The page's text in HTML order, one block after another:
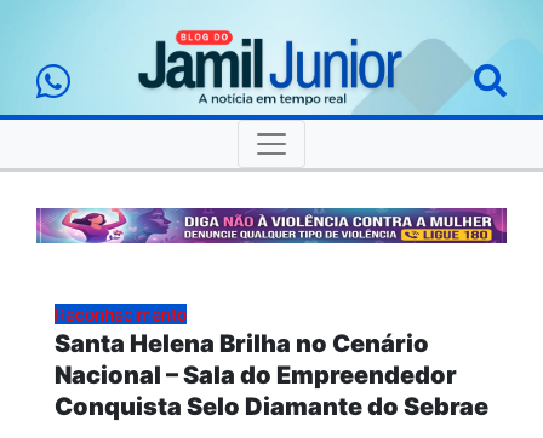
Reconhecimento
Santa Helena Brilha no Cenário
Nacional – Sala do Empreendedor
Conquista Selo Diamante do Sebrae